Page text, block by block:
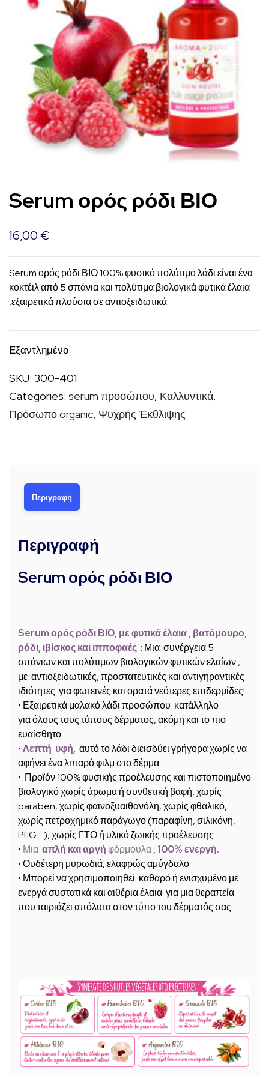
Serum ορός ρόδι ΒΙΟ
16,00€
Serum ορός ρόδι ΒΙΟ 100% φυσικό πολύτιμο λάδι είναι ένα
κοκτέιλ από 5 σπάνια και πολύτιμα βιολογικά φυτικά έλαια
,εξαιρετικά πλούσια σε αντιοξειδωτικά.
Εξαντλημένο
SKU: 300-401
Categories: serum προσώπου, Καλλυντικά,
Πρόσωπο organic, Ψυχρής Έκθλιψης
Περιγραφή
Περιγραφή
Serum ορός ρόδι ΒΙΟ
Serum ορός ρόδι ΒΙΟ, με φυτικά έλαια , βατόμουρο,
ρόδι, ιβίσκος και ιπποφαές : Μια συνέργεια 5
σπάνιων και πολύτιμων βιολογικών φυτικών ελαίων,
με αντιοξειδωτικές, προστατευτικές και αντιγηραντικές
ιδιότητες για φωτεινές και ορατά νεότερες επιδερμίδες!
• Εξαιρετικά μαλακό λάδι προσώπου κατάλληλο
γιαόλους τους τύπους δέρματος,ακόμη και το πιο
ευαίσθητο .
•Λεπτή υφή, αυτό το λάδι διεισδύει γρήγορα χωρίς να
αφήνει ένα λιπαρό φιλμ στο δέρμα.
• Προϊόν100% φυσικής προέλευσης και πιστοποιημένο
βιολογικόχωρίς άρωμα ή συνθετική βαφή, χωρίς
paraben, χωρίς φαινοξυαιθανόλη, χωρίς φθαλικό,
χωρίς πετροχημικό παράγωγο (παραφίνη, σιλικόνη,
PEG …), χωρίς ΓΤΟ ή υλικό ζωικής προέλευσης.
• Μια απλή και αργήφόρμουλα, 100% ενεργή.
•Ουδέτερη μυρωδιά,ελαφρώς αμύγδαλο.
• Μπορεί να χρησιμοποιηθεί καθαρό ή ενισχυμένο με
ενεργά συστατικά και αιθέρια έλαια για μια θεραπεία
που ταιριάζει απόλυτα στον τύπο του δέρματός σας.